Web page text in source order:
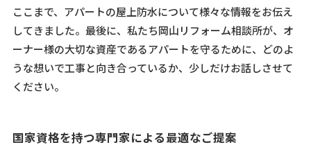
ここまで、アパートの屋上防水について様々な情報をお伝え
してきました。最後に、私たち岡山リフォーム相談所が、オ
ーナー様の大切な資産であるアパートを守るために、どのよ
うな想いで工事と向き合っているか、少しだけお話しさせて
ください。
国家資格を持つ専門家による最適なご提案